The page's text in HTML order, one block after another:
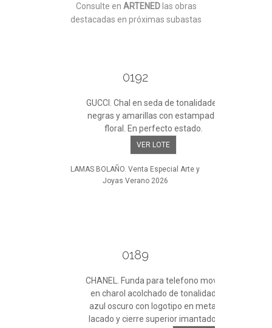
Consulte en ARTENEDlas obras
destacadas en próximas subastas
0192
GUCCI. Chal en seda de tonalidades
negras y amarillas con estampado
floral. En perfecto estado.
VER LOTE
LAMAS BOLAÑO. Venta Especial Arte y
Joyas Verano 2026
0189
CHANEL. Funda para telefono movil
en charol acolchado de tonalidad
azul oscuro con logotipo en metal
lacado y cierre superior imantado.